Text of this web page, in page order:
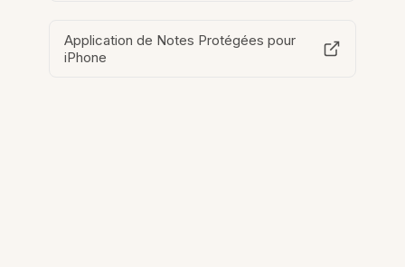
Application de Notes Protégées pour
iPhone